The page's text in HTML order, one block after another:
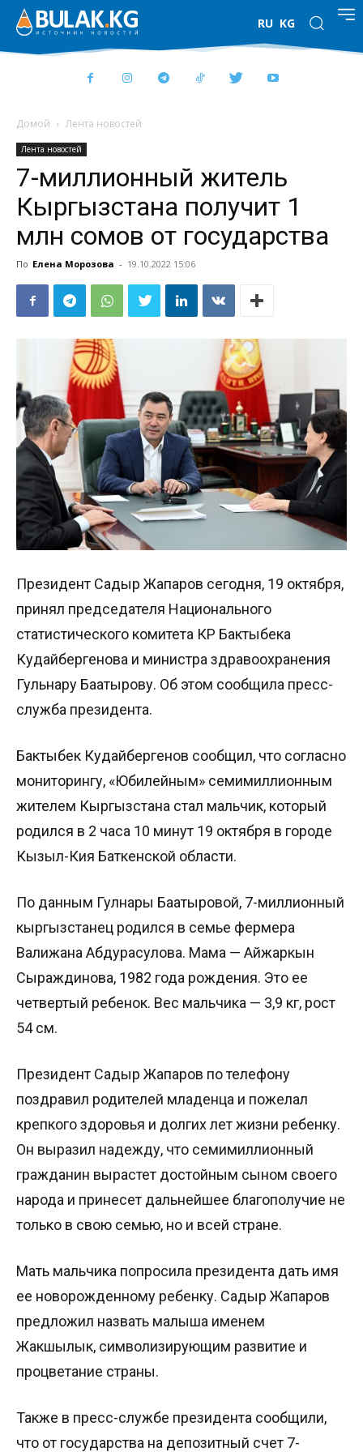
RU KG
Домой Лента новостей
Лента новостей
7-миллионный житель
Кыргызстана получит 1
млн сомов от государства
По Елена Морозова - 19.10.2022 15:06
Президент Садыр Жапаров сегодня, 19 октября,
принял председателя Национального
статистического комитета КР Бактыбека
Кудайбергенова и министра здравоохранения
Гульнару Баатырову. Об этом сообщила пресс-
служба президента.
Бактыбек Кудайбергенов сообщил, что согласно
мониторингу, «Юбилейным» семимиллионным
жителем Кыргызстана стал мальчик, который
родился в 2 часа 10 минут 19 октября в городе
Кызыл-Кия Баткенской области.
По данным Гулнары Баатыровой, 7-миллионный
кыргызстанец родился в семье фермера
Валижана Абдурасулова. Мама — Айжаркын
Сыраждинова, 1982 года рождения. Это ее
четвертый ребенок. Вес мальчика — 3,9 кг, рост
54 см.
Президент Садыр Жапаров по телефону
поздравил родителей младенца и пожелал
крепкого здоровья и долгих лет жизни ребенку.
Он выразил надежду, что семимиллионный
гражданин вырастет достойным сыном своего
народа и принесет дальнейшее благополучие не
только в свою семью, но и всей стране.
Мать мальчика попросила президента дать имя
ее новорожденному ребенку. Садыр Жапаров
предложил назвать малыша именем
Жакшылык, символизирующим развитие и
процветание страны.
Также в пресс-службе президента сообщили,
что от государства на депозитный счет 7-